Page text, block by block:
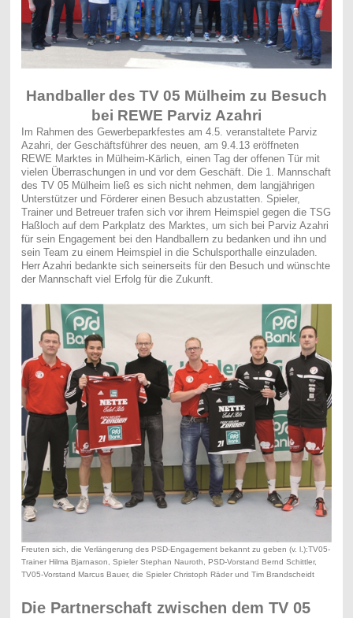
Handballer des TV 05 Mülheim zu Besuch
bei REWE Parviz Azahri
Im Rahmen des Gewerbeparkfestes am 4.5. veranstaltete Parviz
Azahri, der Geschäftsführer des neuen, am 9.4.13 eröffneten
REWE Marktes in Mülheim-Kärlich, einen Tag der offenen Tür mit
vielen Überraschungen in und vor dem Geschäft. Die 1. Mannschaft
des TV 05 Mülheim ließ es sich nicht nehmen, dem langjährigen
Unterstützer und Förderer einen Besuch abzustatten. Spieler,
Trainer und Betreuer trafen sich vor ihrem Heimspiel gegen die TSG
Haßloch auf dem Parkplatz des Marktes, um sich bei Parviz Azahri
für sein Engagement bei den Handballern zu bedanken und ihn und
sein Team zu einem Heimspiel in die Schulsporthalle einzuladen.
Herr Azahri bedankte sich seinerseits für den Besuch und wünschte
der Mannschaft viel Erfolg für die Zukunft.
Freuten sich, die Verlängerung des PSD-Engagement bekannt zu geben (v. l.):TV05-
Trainer Hilma Bjarnason, Spieler Stephan Nauroth, PSD-Vorstand Bernd Schittler,
TV05-Vorstand Marcus Bauer, die Spieler Christoph Räder und Tim Brandscheidt
Die Partnerschaft zwischen dem TV 05